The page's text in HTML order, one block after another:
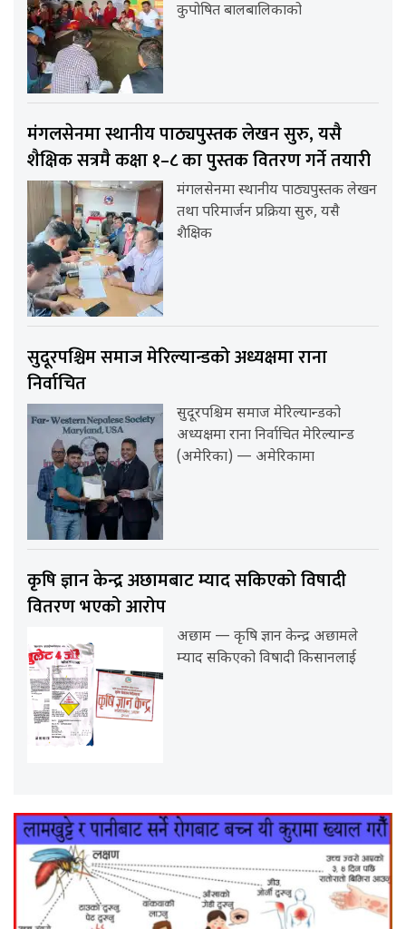
कुपोषित बालबालिकाको
मंगलसेनमा स्थानीय पाठ्यपुस्तक लेखन सुरु, यसै
शैक्षिक सत्रमै कक्षा १–८ का पुस्तक वितरण गर्ने तयारी
मंगलसेनमा स्थानीय पाठ्यपुस्तक लेखन
तथा परिमार्जन प्रक्रिया सुरु, यसै
शैक्षिक
सुदूरपश्चिम समाज मेरिल्यान्डको अध्यक्षमा राना
निर्वाचित
सुदूरपश्चिम समाज मेरिल्यान्डको
अध्यक्षमा राना निर्वाचित मेरिल्यान्ड
(अमेरिका) — अमेरिकामा
कृषि ज्ञान केन्द्र अछामबाट म्याद सकिएको विषादी
वितरण भएको आरोप
अछाम — कृषि ज्ञान केन्द्र अछामले
म्याद सकिएको विषादी किसानलाई